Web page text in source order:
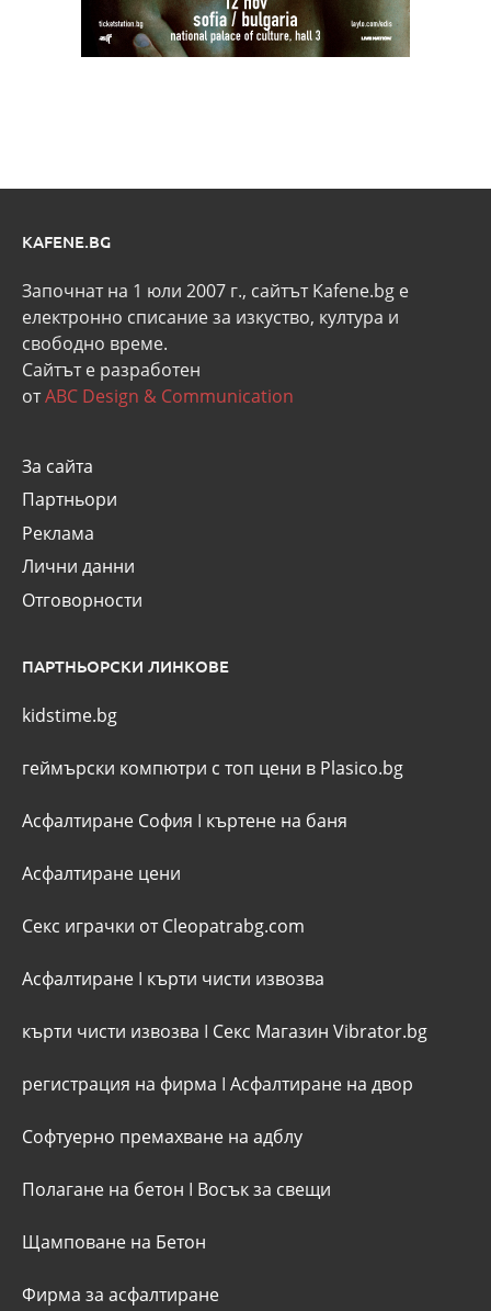
KAFENE.BG
Започнат на 1 юли 2007 г., сайтът Kafene.bg e
eлектронно списание за изкуство, култура и
свободно време.
Сайтът е разработен
отABC Design & Communication
За сайта
Партньори
Реклама
Лични данни
Отговорности
ПАРТНЬОРСКИ ЛИНКОВЕ
kidstime.bg
геймърски компютри с топ цени в Plasico.bg
Асфалтиране София I къртене на баня
Асфалтиране цени
Секс играчки от Cleopatrabg.com
Асфалтиране I кърти чисти извозва
кърти чисти извозва I Секс Магазин Vibrator.bg
регистрация на фирма I Асфалтиране на двор
Софтуерно премахване на адблу
Полагане на бетон I Восък за свещи
Щамповане на Бетон
Фирма за асфалтиране